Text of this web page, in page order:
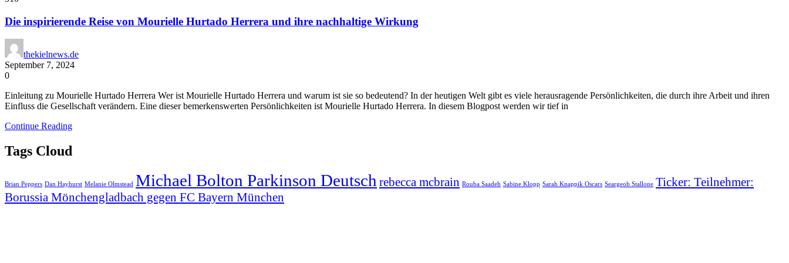
Die inspirierende Reise von Mourielle Hurtado Herrera und ihre nachhaltige Wirkung
thekielnews.de
September 7, 2024
0
Einleitung zu Mourielle Hurtado Herrera Wer ist Mourielle Hurtado Herrera und warum ist sie so bedeutend? In der heutigen Welt gibt es viele herausragende Persönlichkeiten, die durch ihre Arbeit und ihren
Einfluss die Gesellschaft verändern. Eine dieser bemerkenswerten Persönlichkeiten ist Mourielle Hurtado Herrera. In diesem Blogpost werden wir tief in
Continue Reading
Tags Cloud
Brian Peppers Dan Hayhurst Melanie Olmstead Michael Bolton Parkinson Deutsch rebecca mcbrain Rouba Saadeh Sabine Klopp Sarah Knappik Oscars Seargeoh Stallone Ticker: Teilnehmer:
Borussia Mönchengladbach gegen FC Bayern München